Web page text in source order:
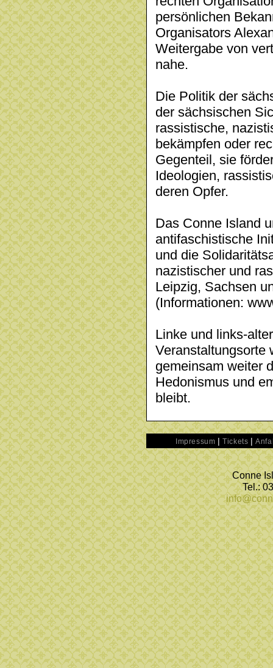
persönlichen
Organisators
Weitergabe von
nahe.
Die Politik der
der sächsischen
rassistische,
bekämpfen oder
Gegenteil, sie
Ideologien,
deren Opfer.
Das Conne Island
antifaschistische
und die
nazistischer und
Leipzig, Sachsen
(Informationen:
Linke und links-
Veranstaltungsorte
gemeinsam weiter
Hedonismus und
bleibt.
Impressum |Tickets |
Conne
Tel.: